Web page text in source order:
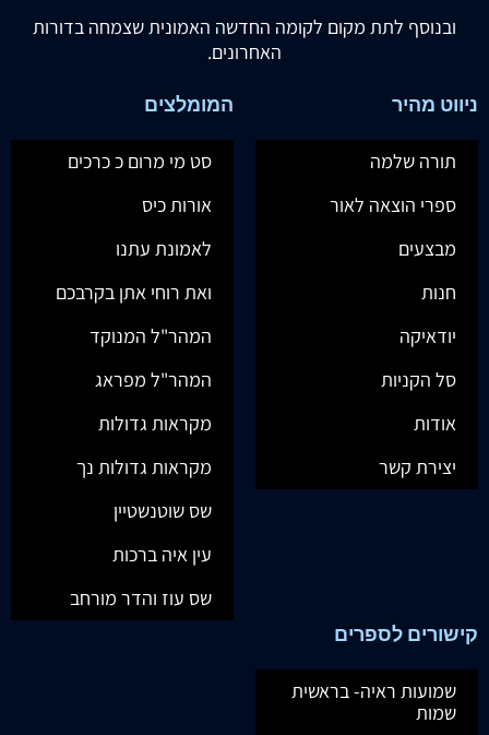
ובנוסף לתת מקום לקומה החדשה האמונית שצמחה בדורות
האחרונים.
ניווט מהיר
תורה שלמה
ספרי הוצאה לאור
מבצעים
חנות
יודאיקה
סל הקניות
אודות
יצירת קשר
המומלצים
סט מי מרום כ כרכים
אורות כיס
לאמונת עתנו
ואת רוחי אתן בקרבכם
המהר"ל המנוקד
המהר"ל מפראג
מקראות גדולות
מקראות גדולות נך
שס שוטנשטיין
עין איה ברכות
שס עוז והדר מורחב
קישורים לספרים
שמועות ראיה- בראשית
שמות